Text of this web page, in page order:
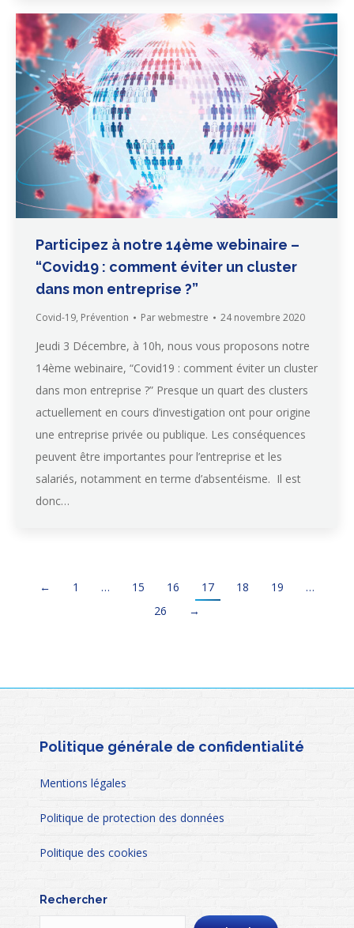
Participez à notre 14ème webinaire –
“Covid19 : comment éviter un cluster
dans mon entreprise ?”
Covid-19, Prévention Parwebmestre 24 novembre 2020
Jeudi 3 Décembre, à 10h, nous vous proposons notre
14ème webinaire, “Covid19 : comment éviter un cluster
dans mon entreprise ?” Presque un quart des clusters
actuellement en cours d’investigation ont pour origine
une entreprise privée ou publique. Les conséquences
peuvent être importantes pour l’entreprise et les
salariés, notamment en terme d’absentéisme. Il est
donc…
← 1 … 15 16 17 18 19
…
26
→
Politique générale de confidentialité
Mentions légales
Politique de protection des données
Politique des cookies
Rechercher